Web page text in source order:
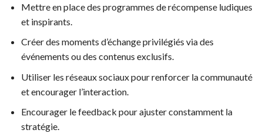
Mettre en place des programmes de récompense ludiques
et inspirants.
Créer des moments d’échange privilégiés via des
événements ou des contenus exclusifs.
Utiliser les réseaux sociaux pour renforcer la communauté
et encourager l’interaction.
Encourager le feedback pour ajuster constamment la
stratégie.